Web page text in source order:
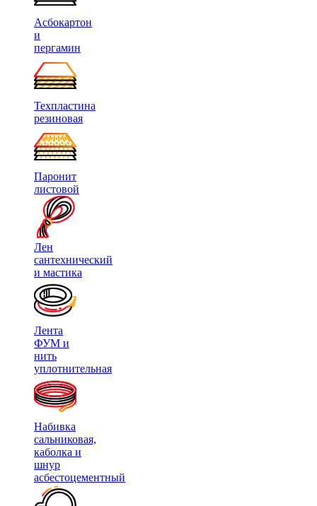
Асбокартон
и
пергамин
Техпластина
резиновая
Паронит
листовой
Лен
сантехнический
и мастика
Лента
ФУМ и
нить
уплотнительная
Набивка
сальниковая,
каболка и
шнур
асбестоцементный